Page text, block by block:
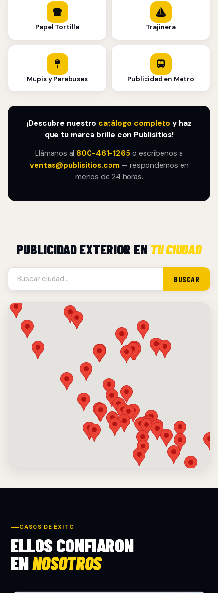
Papel Tortilla Trajinera
Mupis y Parabuses Publicidad en Metro
¡Descubre nuestro catálogo completo y haz
que tu marca brille con Publisitios!
Llámanos al 800-461-1265 o escríbenos a
ventas@publisitios.com— respondemos en
menos de 24 horas.
PUBLICIDAD EXTERIOR EN TU CIUDAD
BUSCAR
CASOS DE ÉXITO
ELLOS CONFIARON
ENNOSOTROS